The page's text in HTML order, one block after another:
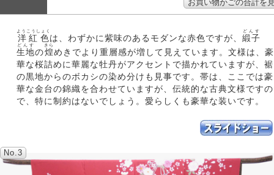
洋紅色
ようこうしょく
は、わずかに紫味のあるモダンな赤色ですが、 緞子
どんす
生地
どんす
の煌
きら
めきでより重層感が増して見えています。文様は、豪
華な桜詰めに華麗な牡丹がアクセントで描かれていますが、裾
の黒地からのボカシの染め分けも見事です。帯は、ここでは豪
華な金台の錦織を合わせていますが、伝統的な古典文様ですの
で、特に制約はないでしょう。愛らしくも豪華な装いです。
No.3